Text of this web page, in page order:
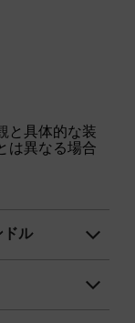
と具体的な装
は異なる場合
ドル